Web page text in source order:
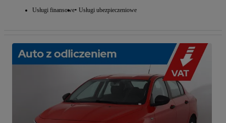
Usługi finansowe Usługi ubezpieczeniowe